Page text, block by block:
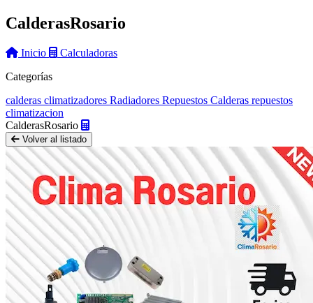
CalderasRosario
Inicio
Calculadoras
Categorías
calderas climatizadores Radiadores Repuestos Calderas repuestos
climatizacion
CalderasRosario
Volver al listado